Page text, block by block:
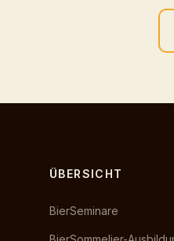
ÜBERSICHT
BierSeminare